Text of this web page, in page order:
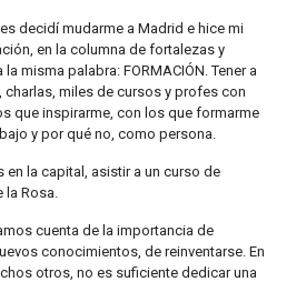
decidí mudarme a Madrid e hice mi
en la columna de fortalezas y
misma palabra: FORMACIÓN. Tener a
miles de cursos y profes con
que inspirarme, con los que formarme
y por qué no, como persona.
en la capital, asistir a un curso de
la Rosa.
cuenta de la importancia de
conocimientos, de reinventarse. En
otros, no es suficiente dedicar una